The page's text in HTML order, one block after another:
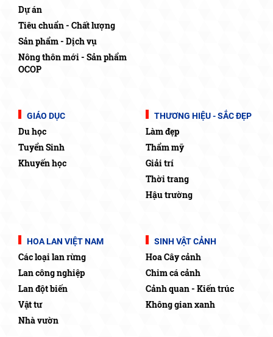
Dự án
Tiêu chuẩn - Chất lượng
Sản phẩm - Dịch vụ
Nông thôn mới - Sản phẩm
OCOP
GIÁO DỤC
Du học
Tuyển Sinh
Khuyến học
THƯƠNG HIỆU - SẮC ĐẸP
Làm đẹp
Thẩm mỹ
Giải trí
Thời trang
Hậu trường
HOA LAN VIỆT NAM
Các loại lan rừng
Lan công nghiệp
Lan đột biến
Vật tư
Nhà vườn
SINH VẬT CẢNH
Hoa Cây cảnh
Chim cá cảnh
Cảnh quan - Kiến trúc
Không gian xanh